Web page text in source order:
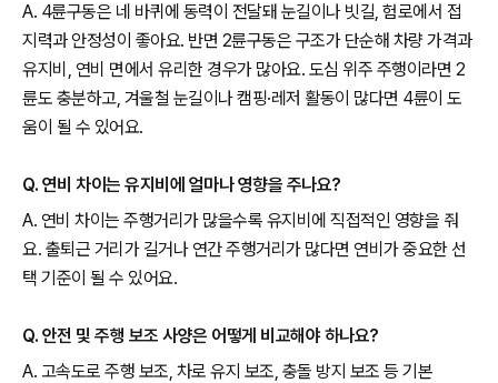
A. 4륜구동은 네 바퀴에 동력이 전달돼 눈길이나 빗길, 험로에서 접
지력과 안정성이 좋아요. 반면 2륜구동은 구조가 단순해 차량 가격과
유지비, 연비 면에서 유리한 경우가 많아요. 도심 위주 주행이라면 2
륜도 충분하고, 겨울철 눈길이나 캠핑·레저 활동이 많다면 4륜이 도
움이 될 수 있어요.
Q. 연비 차이는 유지비에 얼마나 영향을 주나요?
A. 연비 차이는 주행거리가 많을수록 유지비에 직접적인 영향을 줘
요. 출퇴근 거리가 길거나 연간 주행거리가 많다면 연비가 중요한 선
택 기준이 될 수 있어요.
Q. 안전 및 주행 보조 사양은 어떻게 비교해야 하나요?
A. 고속도로 주행 보조, 차로 유지 보조, 충돌 방지 보조 등 기본